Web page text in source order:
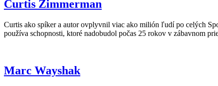
Curtis Zimmerman
Curtis ako spíker a autor ovplyvnil viac ako milión ľudí po celých
používa schopnosti, ktoré nadobudol počas 25 rokov v zábavnom
Marc Wayshak